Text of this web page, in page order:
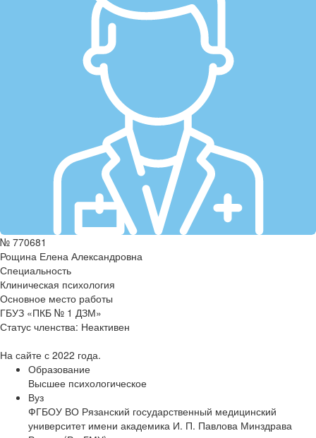
№ 770681
Рощина Елена Александровна
Специальность
Клиническая психология
Основное место работы
ГБУЗ «ПКБ № 1 ДЗМ»
Статус членства: Неактивен
На сайте с 2022 года.
Образование
Высшее психологическое
Вуз
ФГБОУ ВО Рязанский государственный медицинский
университет имени академика И. П. Павлова Минздрава